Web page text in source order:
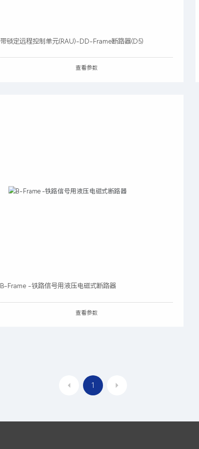
带锁定远程控制单元(RAU)-DD-Frame断路器(D5)
查看参数
B-Frame -铁路信号用液压电磁式断路器
查看参数
1